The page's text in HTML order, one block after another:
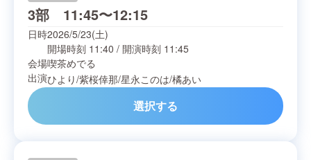
3部 11:45〜12:15
日時2026/5/23(土)
開場時刻 11:40 / 開演時刻 11:45
会場喫茶めでる
出演ひより/紫桜倖那/星永このは/橘あい
選択する